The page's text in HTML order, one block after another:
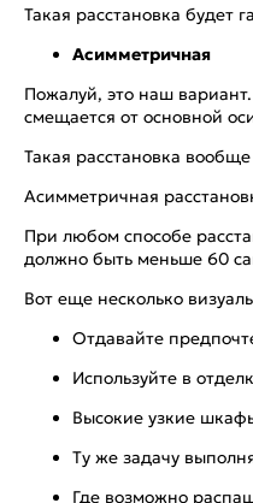
Такая расстановка будет
Асимметричная
Пожалуй, это наш
смещается от основной
Такая расстановка
Асимметричная
При любом способе
должно быть меньше 60
Вот еще несколько
Отдавайте
Используйте в
Высокие узкие
Ту же задачу
Где возможно